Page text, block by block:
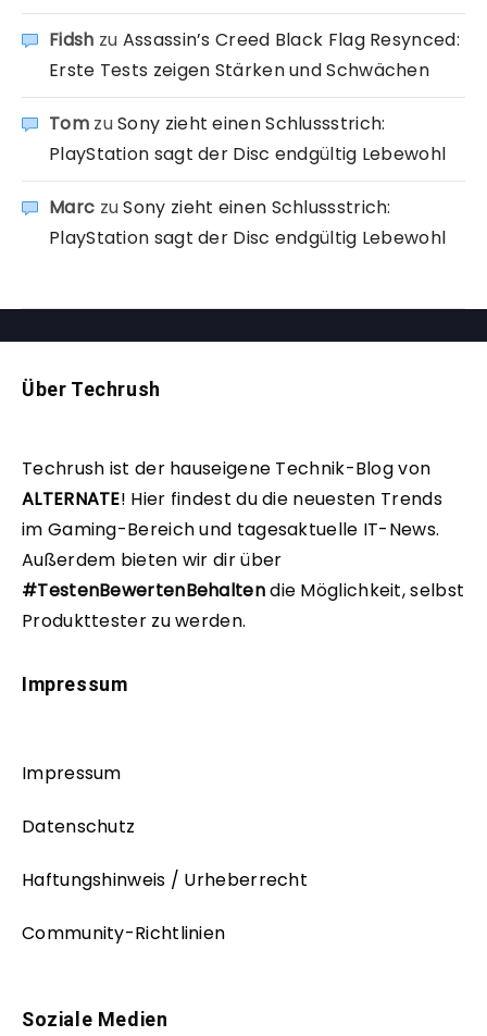
Fidsh zu Assassin’s Creed Black Flag Resynced:
Erste Tests zeigen Stärken und Schwächen
TomzuSony zieht einen Schlussstrich:
PlayStation sagt der Disc endgültig Lebewohl
Marc zuSony zieht einen Schlussstrich:
PlayStation sagt der Disc endgültig Lebewohl
Über Techrush
Techrush ist der hauseigene Technik-Blog von
ALTERNATE! Hier findest du die neuesten Trends
im Gaming-Bereich und tagesaktuelle IT-News.
Außerdem bieten wir dir über
#TestenBewertenBehaltendie Möglichkeit, selbst
Produkttester zu werden.
Impressum
Impressum
Datenschutz
Haftungshinweis / Urheberrecht
Community-Richtlinien
Soziale Medien